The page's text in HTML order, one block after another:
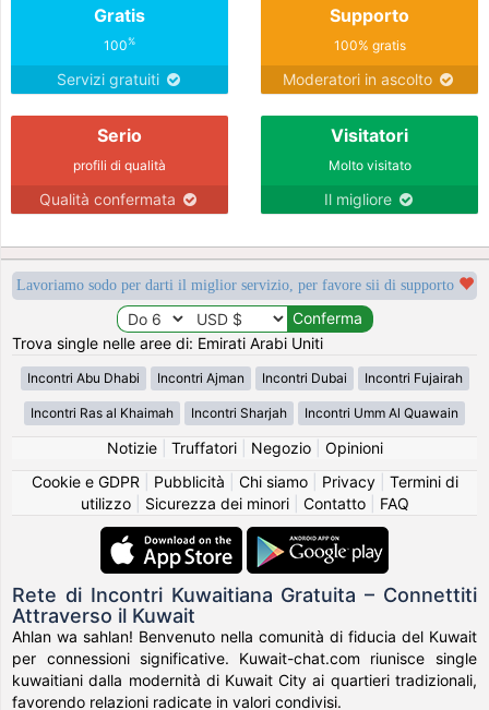
Gratis
100%
Servizi gratuiti
Supporto
100% gratis
Moderatori in ascolto
Serio
profili di qualità
Qualità confermata
Visitatori
Molto visitato
Il migliore
Lavoriamo sodo per darti il miglior servizio, per favore sii di supporto
Trova single nelle aree di: Emirati Arabi Uniti
Incontri Abu Dhabi Incontri Ajman Incontri Dubai Incontri Fujairah
Incontri Ras al Khaimah Incontri Sharjah Incontri Umm Al Quawain
Notizie| Truffatori| Negozio| Opinioni
Cookie e GDPR
Pubblicità Chi siamo| Privacy| Termini di
utilizzo| Sicurezza dei minori| Contatto| FAQ
Rete di Incontri Kuwaitiana Gratuita – Connettiti
Attraverso il Kuwait
Ahlan wa sahlan! Benvenuto nella comunità di fiducia del Kuwait
per connessioni significative. Kuwait-chat.com riunisce single
kuwaitiani dalla modernità di Kuwait City ai quartieri tradizionali,
favorendo relazioni radicate in valori condivisi.